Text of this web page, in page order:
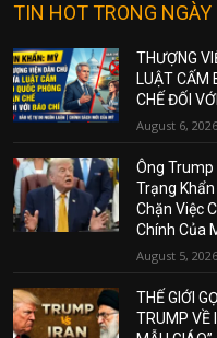
TIN HOT TRONG NGÀY
THƯỢNG
LUẬT CẤM
CHẾ ĐỐI
August 6, 2026
Ông Trump
Trạng
Chặn Việc
Chính Của
August 5, 2026
THẾ GIỚI
TRUMP VỀ